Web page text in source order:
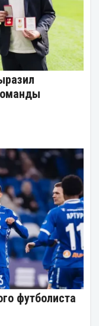
футболиста